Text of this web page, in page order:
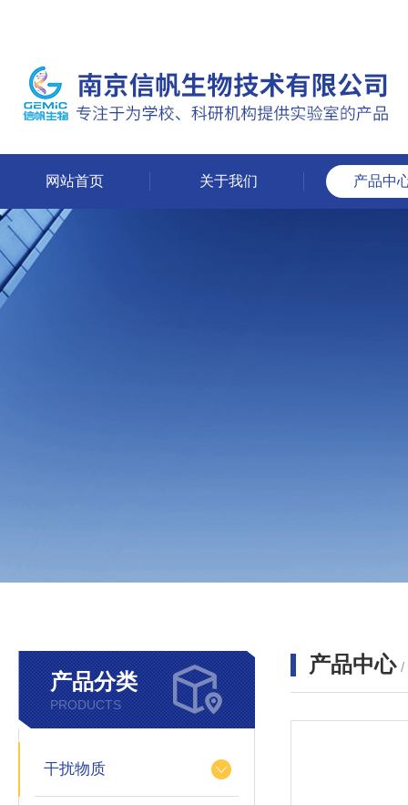
网站首页 关于我们 产品中
产品分类
PRODUCTS
干扰物质
产品中心 /